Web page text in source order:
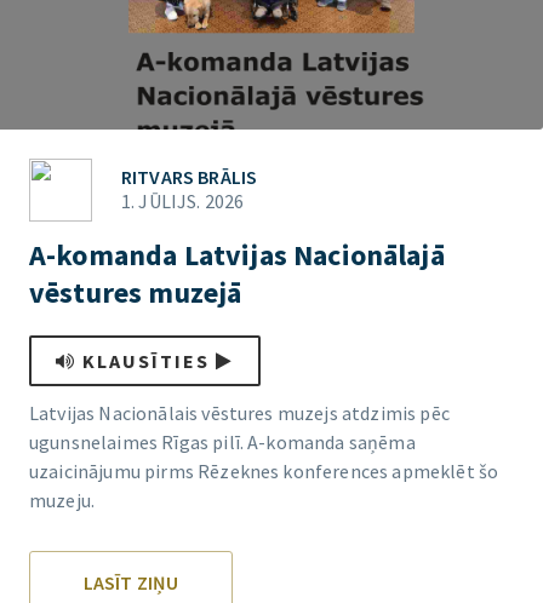
RITVARS BRĀLIS
1. JŪLIJS. 2026
A-komanda Latvijas Nacionālajā
vēstures muzejā
KLAUSĪTIES
Latvijas Nacionālais vēstures muzejs atdzimis pēc
ugunsnelaimes Rīgas pilī. A-komanda saņēma
uzaicinājumu pirms Rēzeknes konferences apmeklēt šo
muzeju.
LASĪT ZIŅU